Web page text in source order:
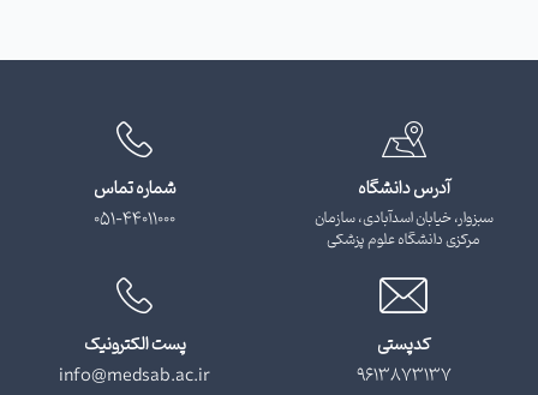
آدرس دانشگاه
سبزوار، خیابان اسدآبادی، سازمان
مرکزی دانشگاه علوم پزشکی
شماره تماس
051-44011000
کدپستی
9613873137
پست الکترونیک
info@medsab.ac.ir